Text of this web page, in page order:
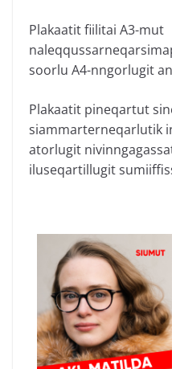
Plakaatit fiilitai A3-mut
soorlu A4-nngorlugit
Plakaatit pineqartut
siammarterneqarlutik
atorlugit
iluseqartillugit